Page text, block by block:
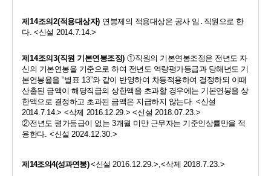
제 14조의 2(적용대상자) 연봉제의 적용대상은 공사 임 ․ 직원으로 한
다. <신설 2014.7.14.>
제 14조의 3(직원 기본연봉조정) ①직원의 기본연봉조정은 전년도 자
신의 기본연봉을 기준으로 하여 전년도 역량평가등급과 당해년도 기
본연봉율을 “별표 13”와 같이 반영하여 차등적용하여 결정하되 이때
산출된 금액이 해당직급의 상한액을 초과할 경우에는 기본연봉을 상
한액으로 결정하고 초과된 금액은 지급하지 않는다. <
2014.7.14.> <삭제 2016.12.29.> <신설 2018.07.23.>
②전년도 평가등급이 없는 3개월 미만 근무자는 기준인상률만을 적
용한다. <신설 2024.12.30.>
제14조의4(성과연봉) <신설 2016.12.29.>,<삭제 2018.7.23.>